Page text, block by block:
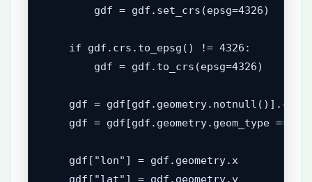
        gdf = gdf.set_crs(epsg=4326)
    if gdf.crs.to_epsg() != 4326:
        gdf = gdf.to_crs(epsg=4326)
gdf =
gdf = gdf[gdf.geometry.geom_type ==
    gdf["lon"] = gdf.geometry.x
    gdf["lat"] = gdf.geometry.y